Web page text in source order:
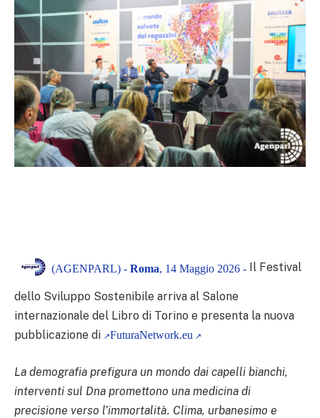
(AGENPARL) - Roma, 14 Maggio 2026 - Il Festival
dello Sviluppo Sostenibile arriva al Salone
internazionale del Libro di Torino e presenta la nuova
pubblicazione di
FuturaNetwork.eu
La demografia prefigura un mondo dai capelli bianchi,
interventi sul Dna promettono una medicina di
precisione verso l’immortalità. Clima, urbanesimo e